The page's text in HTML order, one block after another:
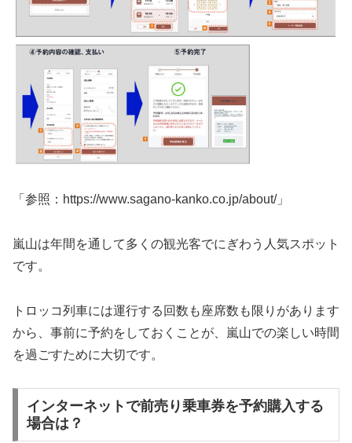
「参照：https://www.sagano-kanko.co.jp/about/」
嵐山は年間を通して多くの観光客でにぎわう人気スポット
です。
トロッコ列車には運行する回数も座席数も限りがあります
から、事前に予約をしておくことが、嵐山での楽しい時間
を過ごすために大切です。
インターネットで前売り乗車券を予約購入する
場合は？